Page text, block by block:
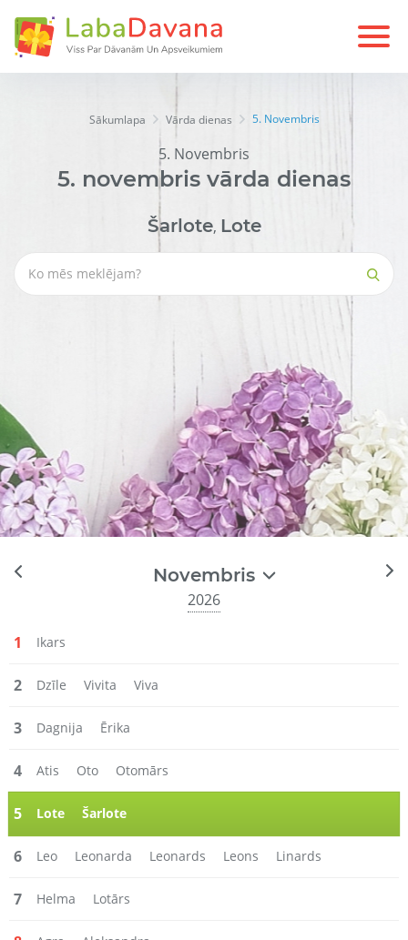
Sākumlapa Vārda dienas 5. Novembris
5. Novembris
5. novembris vārda dienas
Šarlote, Lote
Novembris
2026
1 Ikars
2 Dzīle Vivita Viva
3 Dagnija Ērika
4 Atis Oto Otomārs
5 Lote Šarlote
6 Leo Leonarda Leonards Leons Linards
7 Helma Lotārs